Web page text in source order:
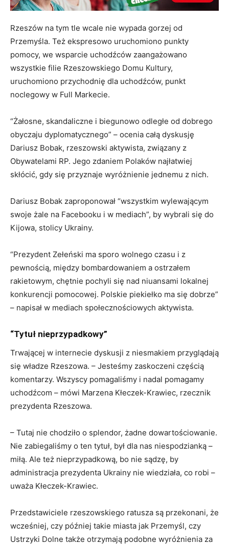
Rzeszów na tym tle wcale nie wypada gorzej od
Przemyśla. Też ekspresowo uruchomiono punkty
pomocy, we wsparcie uchodźców zaangażowano
wszystkie filie Rzeszowskiego Domu Kultury,
uruchomiono przychodnię dla uchodźców, punkt
noclegowy w Full Markecie.
“Żałosne, skandaliczne i biegunowo odległe od dobrego
obyczaju dyplomatycznego” – ocenia całą dyskusję
Dariusz Bobak, rzeszowski aktywista, związany z
Obywatelami RP. Jego zdaniem Polaków najłatwiej
skłócić, gdy się przyznaje wyróżnienie jednemu z nich.
Dariusz Bobak zaproponował “wszystkim wylewającym
swoje żale na Facebooku i w mediach”, by wybrali się do
Kijowa, stolicy Ukrainy.
“Prezydent Zełeński ma sporo wolnego czasu i z
pewnością, między bombardowaniem a ostrzałem
rakietowym, chętnie pochyli się nad niuansami lokalnej
konkurencji pomocowej. Polskie piekiełko ma się dobrze”
– napisał w mediach społecznościowych aktywista.
“Tytuł nieprzypadkowy”
Trwającej w internecie dyskusji z niesmakiem przyglądają
się władze Rzeszowa. – Jesteśmy zaskoczeni częścią
komentarzy. Wszyscy pomagaliśmy i nadal pomagamy
uchodźcom – mówi Marzena Kłeczek-Krawiec, rzecznik
prezydenta Rzeszowa.
– Tutaj nie chodziło o splendor, żadne dowartościowanie.
Nie zabiegaliśmy o ten tytuł, był dla nas niespodzianką –
miłą. Ale też nieprzypadkową, bo nie sądzę, by
administracja prezydenta Ukrainy nie wiedziała, co robi –
uważa Kłeczek-Krawiec.
Przedstawiciele rzeszowskiego ratusza są przekonani, że
wcześniej, czy później takie miasta jak Przemyśl, czy
Ustrzyki Dolne także otrzymają podobne wyróżnienia za